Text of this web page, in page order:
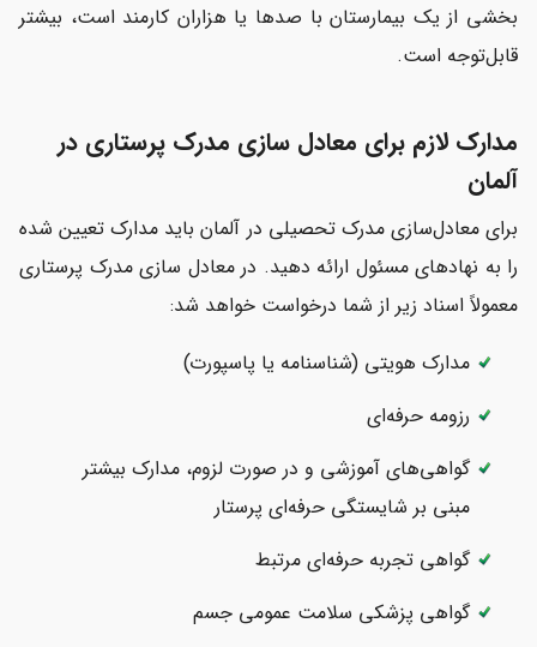
بخشی از یک بیمارستان با صدها یا هزاران کارمند است، بیشتر
قابل‌توجه‌ است.
مدارک لازم برای معادل سازی مدرک پرستاری در
آلمان
برای معادل‌سازی مدرک تحصیلی در آلمان باید مدارک تعیین شده
را به نهادهای مسئول ارائه دهید. در معادل سازی مدرک پرستاری
معمولاً اسناد زیر از شما درخواست خواهد شد:
مدارک هویتی (شناسنامه یا پاسپورت)
رزومه حرفه‌ای
گواهی‌های آموزشی و در صورت لزوم، مدارک بیشتر
مبنی بر شایستگی حرفه‌ای پرستار
گواهی تجربه حرفه‌ای مرتبط
گواهی پزشکی سلامت عمومی جسم